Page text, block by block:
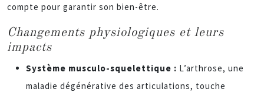
compte pour garantir son bien-être.
Changements physiologiques et leurs
impacts
Système musculo-squelettique : L’arthrose, une
maladie dégénérative des articulations, touche